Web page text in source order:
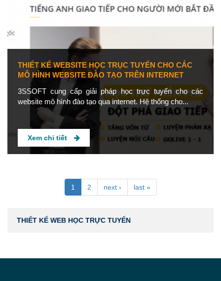
THIẾT KẾ WEBSITE HỌC TRỤC TUYẾN CHO CÁC
MÔ HÌNH WEBSITE ĐÀO TẠO TRÊN INTERNET
3SSOFT cung cấp giải pháp học trực tuyến cho các
website mô hình đào tạo qua internet. Hệ thống cho...
Xem chi tiết
1 2 next › last »
THIẾT KẾ WEB HỌC TRỰC TUYẾN